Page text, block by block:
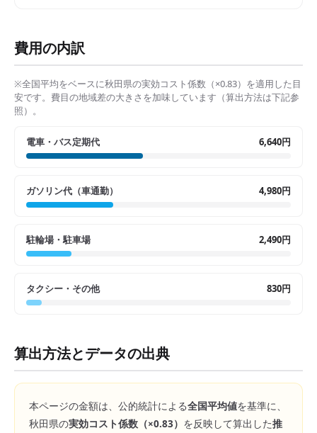
費用の内訳
※全国平均をベースに秋田県の実効コスト係数（×0.83）を適用した目
安です。費目の地域差の大きさを加味しています（算出方法は下記参
照）。
電車・バス定期代 6,640円
ガソリン代（車通勤） 4,980円
駐輪場・駐車場 2,490円
タクシー・その他 830円
算出方法とデータの出典
本ページの金額は、公的統計による全国平均値を基準に、
秋田県の実効コスト係数（×0.83） を反映して算出した推